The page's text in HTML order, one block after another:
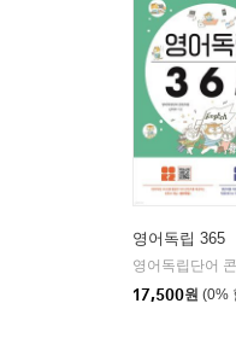
영어독립 365
17,500원 (0%